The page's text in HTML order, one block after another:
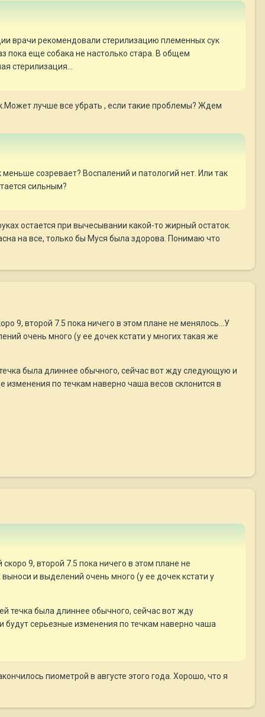
врачи рекомендовали стерилизацию племенных сук
пока еще собака не настолько стара. В общем
стерилизация...
лучше все убрать , если такие проблемы? Ждем
созревает? Воспалений и патологий нет. Или так
сильным?
остается при вычесывании какой-то жирный остаток.
на все, только бы Муся была здорова. Понимаю что
9, второй 7.5 пока ничего в этом плане не менялось...У
очень много (у ее дочек кстати у многих такая же
была длиннее обычного, сейчас вот жду следующую и
по течкам наверно чаша весов склонится в
9, второй 7.5 пока ничего в этом плане не
и выделений очень много (у ее дочек кстати у
течка была длиннее обычного, сейчас вот жду
серьезные изменения по течкам наверно чаша
пиометрой в августе этого года. Хорошо, что я